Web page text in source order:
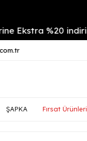
%20 indirim
ŞAPKA Fırsat Ürünleri